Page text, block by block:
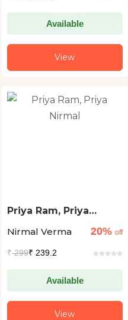
Available
View
Priya Ram, Priya
Nirmal Verma
20% off
₹299₹ 239.2
Available
View